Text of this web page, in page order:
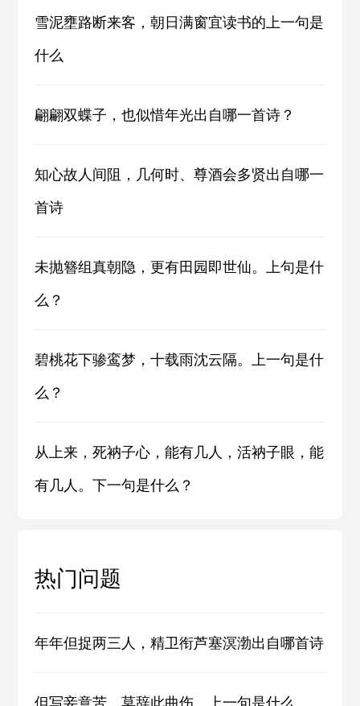
雪泥壅路断来客，朝日满窗宜读书的上一句是
什么
翩翩双蝶子，也似惜年光出自哪一首诗？
知心故人间阻，几何时、尊酒会多贤出自哪一
首诗
未抛簪组真朝隐，更有田园即世仙。上句是什
么？
碧桃花下骖鸾梦，十载雨沈云隔。上一句是什
么？
从上来，死衲子心，能有几人，活衲子眼，能
有几人。下一句是什么？
热门问题
年年但捉两三人，精卫衔芦塞溟渤出自哪首诗
但写妾意苦，莫辞此曲伤。上一句是什么